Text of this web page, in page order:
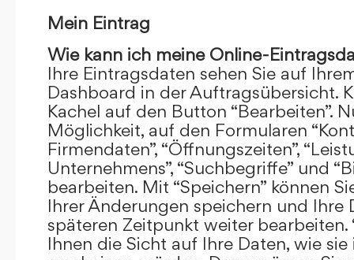
Mein Eintrag
Wie kann ich meine Online-
Ihre Eintragsdaten sehen Sie auf
Dashboard in der Auftragsübersicht.
Kachel auf den Button “Bearbeiten”.
Möglichkeit, auf den Formularen
Firmendaten”, “Öffnungszeiten”,
Unternehmens”, “Suchbegriffe” und
bearbeiten. Mit “Speichern” können
Ihrer Änderungen speichern und Ihre
späteren Zeitpunkt weiter bearbeiten.
Ihnen die Sicht auf Ihre Daten, wie